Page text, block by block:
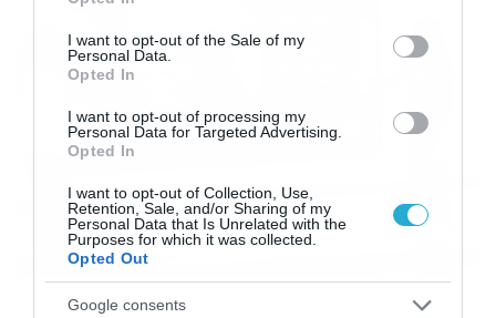
use your data for below specified purposes in below Google
consent section.
I want to opt-out of the Sale of my
Personal Data.
Opted In
I want to opt-out of processing my
Personal Data for Targeted Advertising.
Opted In
I want to opt-out of Collection, Use,
Retention, Sale, and/or Sharing of my
Personal Data that Is Unrelated with the
Purposes for which it was collected.
Opted Out
Google consents
06/08/2026 22:00